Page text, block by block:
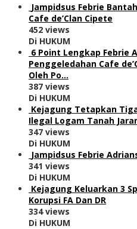
Jampidsus Febrie
Cafe de’Clan Cipete
452 views
Di HUKUM
6 Point Lengkap Febrie
Penggeledahan Cafe
Oleh Po…
387 views
Di HUKUM
Kejagung Tetapkan
Ilegal Logam Tanah
347 views
Di HUKUM
Jampidsus Febrie
341 views
Di HUKUM
Kejagung Keluarkan 3
Korupsi FA Dan DR
334 views
Di HUKUM